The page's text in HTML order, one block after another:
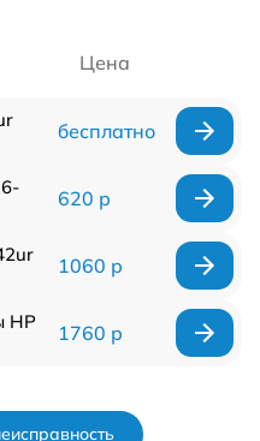
Цена
бесплатно
620 р
1060 р
HP
1760 р